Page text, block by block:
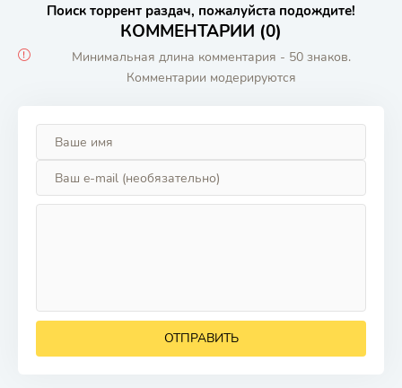
Поиск торрент раздач, пожалуйста подождите!
КОММЕНТАРИИ (0)
Минимальная длина комментария - 50 знаков.
Комментарии модерируются
ОТПРАВИТЬ